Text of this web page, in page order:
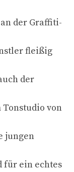
der Graffiti-
fleißig
der
von
jungen
für ein echtes